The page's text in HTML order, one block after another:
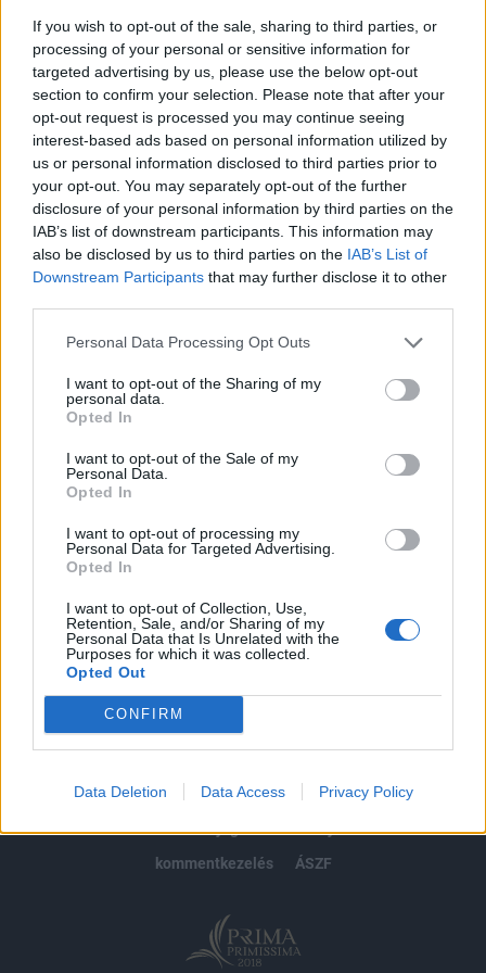
If you wish to opt-out of the sale, sharing to third parties, or
processing of your personal or sensitive information for
targeted advertising by us, please use the below opt-out
section to confirm your selection. Please note that after your
opt-out request is processed you may continue seeing
interest-based ads based on personal information utilized by
us or personal information disclosed to third parties prior to
your opt-out. You may separately opt-out of the further
disclosure of your personal information by third parties on the
IAB’s list of downstream participants. This information may
also be disclosed by us to third parties on the IAB’s List of
Downstream Participants that may further disclose it to other
Personal Data Processing Opt Outs
I want to opt-out of the Sharing of my
personal data.
Opted In
I want to opt-out of the Sale of my
Personal Data.
Opted In
I want to opt-out of processing my
Personal Data for Targeted Advertising.
Opted In
I want to opt-out of Collection, Use,
Retention, Sale, and/or Sharing of my
Personal Data that Is Unrelated with the
Purposes for which it was collected.
Opted Out
CONFIRM
Data Deletion Data Access Privacy Policy
Export 2014 konferenciánkon, jelentkezzen Ön
is!Információ és jelentkezés Puskás András hangsúlyozta,
hogy Fejér megye tőkevonzó képessége magas, a térségbe
érkező befektetett tőke többszöröse az országos átlagnak.
Székesfehérváron az exportképes kkv-k száma is magas,
az Exim pedig elsősorban számukra kíván...
KEDVES OLVASÓNK!
A keresett cikk a portfolio.hu hírarchívumához
tartozik, melynek olvasása előfizetéses
regisztrációhoz kötött.
Az előfizetés a következőket tartalmazza:
Portfolio.hu teljes cikkarchívum
Kötéslisták: BÉT elmúlt 2 év napon belüli
kötéslistái
impresszum
jogi nyilatkozat
süti beállítások
adatvédelem
szerzői jogok médiaajánlat
karrier
kommentkezelés
ÁSZF